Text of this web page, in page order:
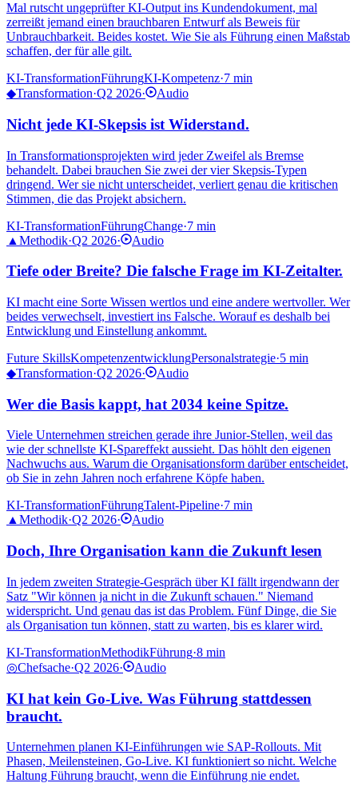
Mal rutscht ungeprüfter KI-Output ins Kundendokument, mal
zerreißt jemand einen brauchbaren Entwurf als Beweis für
Unbrauchbarkeit. Beides kostet. Wie Sie als Führung einen Maßstab
schaffen, der für alle gilt.
KI-TransformationFührungKI-Kompetenz·7 min
◆Transformation·Q2 2026· Audio
Nicht jede KI-Skepsis ist Widerstand.
In Transformationsprojekten wird jeder Zweifel als Bremse
behandelt. Dabei brauchen Sie zwei der vier Skepsis-Typen
dringend. Wer sie nicht unterscheidet, verliert genau die kritischen
Stimmen, die das Projekt absichern.
KI-TransformationFührungChange·7 min
▲ Methodik·Q2 2026· Audio
Tiefe oder Breite? Die falsche Frage im KI-Zeitalter.
KI macht eine Sorte Wissen wertlos und eine andere wertvoller. Wer
beides verwechselt, investiert ins Falsche. Worauf es deshalb bei
Entwicklung und Einstellung ankommt.
Future SkillsKompetenzentwicklungPersonalstrategie·5 min
◆Transformation·Q2 2026· Audio
Wer die Basis kappt, hat 2034 keine Spitze.
Viele Unternehmen streichen gerade ihre Junior-Stellen, weil das
wie der schnellste KI-Spareffekt aussieht. Das höhlt den eigenen
Nachwuchs aus. Warum die Organisationsform darüber entscheidet,
ob Sie in zehn Jahren noch erfahrene Köpfe haben.
KI-TransformationFührungTalent-Pipeline·7 min
▲ Methodik·Q2 2026· Audio
Doch, Ihre Organisation kann die Zukunft lesen
In jedem zweiten Strategie-Gespräch über KI fällt irgendwann der
Satz "Wir können ja nicht in die Zukunft schauen." Niemand
widerspricht. Und genau das ist das Problem. Fünf Dinge, die Sie
als Organisation tun können, statt zu warten, bis es klarer wird.
KI-TransformationMethodikFührung·8 min
◎Chefsache·Q2 2026· Audio
KI hat kein Go-Live. Was Führung stattdessen
braucht.
Unternehmen planen KI-Einführungen wie SAP-Rollouts. Mit
Phasen, Meilensteinen, Go-Live. KI funktioniert so nicht. Welche
Haltung Führung braucht, wenn die Einführung nie endet.